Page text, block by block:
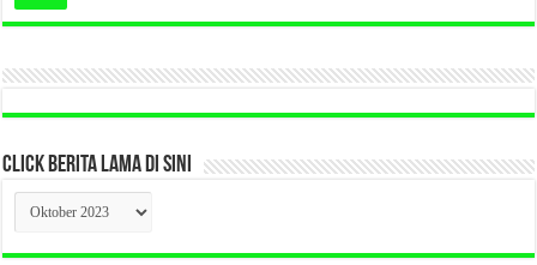
CLICK BERITA LAMA DI SINI
CLICK
BERITA
LAMA
DI